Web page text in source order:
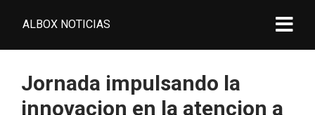
ALBOX NOTICIAS
Jornada impulsando la
innovacion en la atencion a